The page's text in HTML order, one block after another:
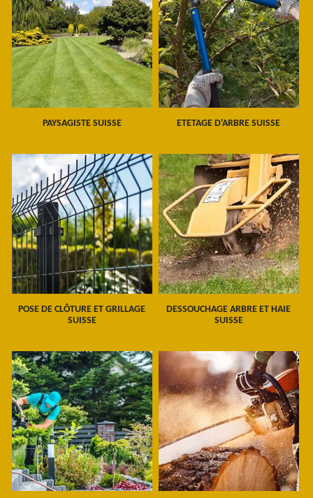
PAYSAGISTE SUISSE ETETAGE D'ARBRE SUISSE
POSE DE CLÔTURE ET GRILLAGE
SUISSE
DESSOUCHAGE ARBRE ET HAIE
SUISSE